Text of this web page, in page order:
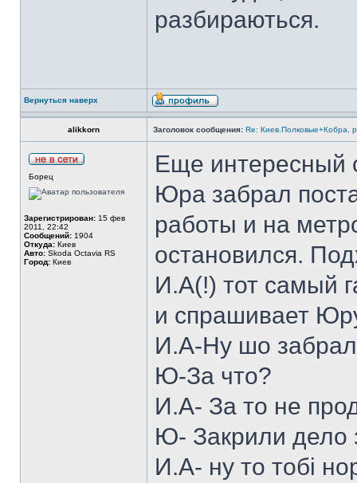
разбираються.
Вернуться наверх
alikkorn Заголовок сообщения: Re: Киев.Полковые+Кобра,
Борец
Зарегистрирован: 15 фев
2011, 22:42
Сообщений: 1904
Откуда: Киев
Авто: Skoda Octavia RS
Город: Киев
Еще интересный
Юра забрал
работы и на
остановился.
И.А(!) тот самый
и спрашивает
И.А-Ну шо
Ю-За что?
И.А- За то не
Ю- Закрили дело
И.А- ну то тобі